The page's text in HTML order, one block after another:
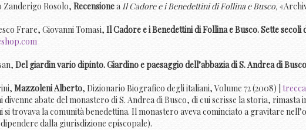
Zanderigo Rosolo, RecensioneaIl Cadore e i Benedettini di Follina e Busco,
Frare, Giovanni Tomasi, Il Cadore e i Benedettini di Follina e Busco. Sette
Del giardin vario dipinto. Giardino e paesaggio dell’abbazia di S. Andrea di Busco
Mazzoleni Alberto, Dizionario Biografico degli italiani, Volume 72 (2008) |
divenne abate del monastero di S. Andrea di Busco, di cui scrisse la storia,
si trovava la comunità benedettina. Il monastero aveva cominciato a gravitare
dalla giurisdizione episcopale).